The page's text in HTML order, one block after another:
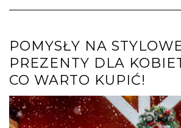
Navigation
POMYSŁY NA
PREZENTY DLA
CO WARTO KUPIĆ!